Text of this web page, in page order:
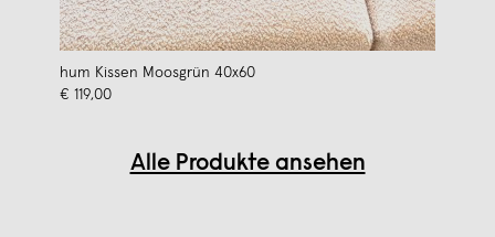
hum Kissen Moosgrün 40x60
€ 119,00
Alle Produkte ansehen